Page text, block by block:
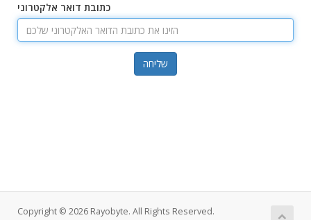
כתובת דואר אלקטרוני
שליחה
Copyright © 2026 Rayobyte. All Rights Reserved.